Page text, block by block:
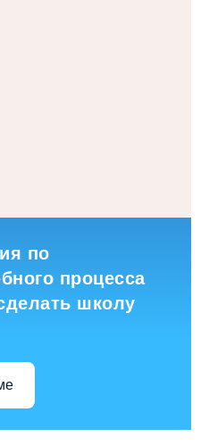
по
процесса
школу